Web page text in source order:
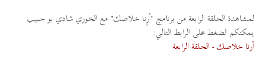
لمشاهدة الحلقة الرابعة من برنامج "أرِنا خلاصك" مع الخوري شادي بو حبيب
يمكنكم الضغط على الرابط التالي:
أرنا خلاصك - الحلقة الرابعة